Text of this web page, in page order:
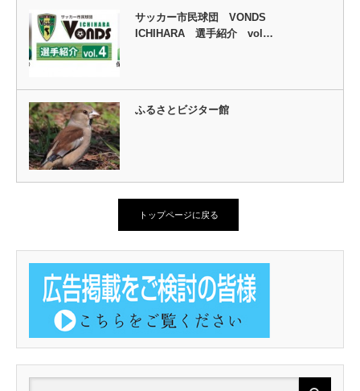
サッカー市民球団 VONDS
ICHIHARA 選手紹介 vol…
ふるさとビジター館
トップページに戻る